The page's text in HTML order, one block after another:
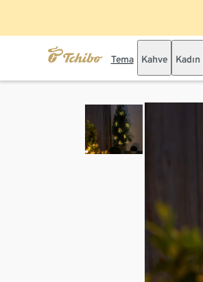
Tema Kahve Kadın